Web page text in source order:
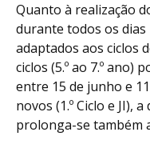
Quanto à realização
durante todos os dias
adaptados aos ciclos
ciclos (5.º ao 7.º ano)
entre 15 de junho e
novos (1.º Ciclo e JI),
prolonga-se também